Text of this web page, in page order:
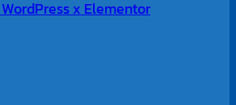
x Elementor